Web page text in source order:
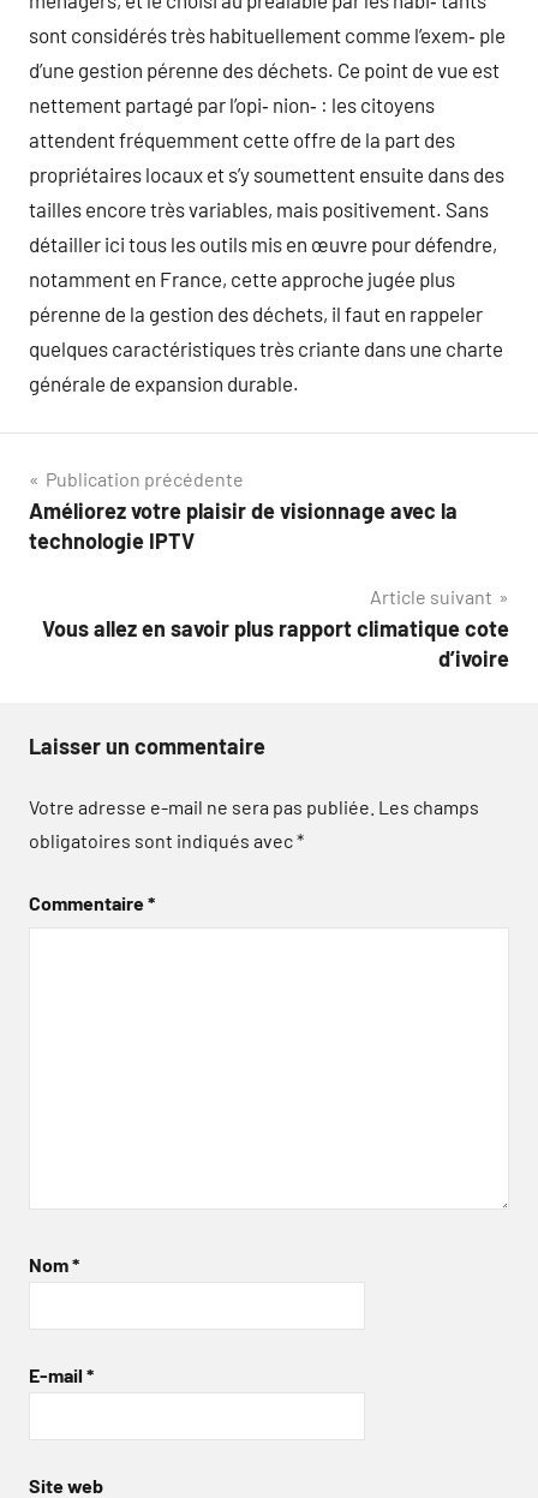
sont considérés très habituellement comme l’exem‑ ple
d’une gestion pérenne des déchets. Ce point de vue est
nettement partagé par l’opi‑ nion‑ : les citoyens
attendent fréquemment cette offre de la part des
propriétaires locaux et s’y soumettent ensuite dans des
tailles encore très variables, mais positivement. Sans
détailler ici tous les outils mis en œuvre pour défendre,
notamment en France, cette approche jugée plus
pérenne de la gestion des déchets, il faut en rappeler
quelques caractéristiques très criante dans une charte
générale de expansion durable.
Navigation
de
Publication précédente
Améliorez votre plaisir de visionnage avec la
technologie IPTV
Article suivant
Vous allez en savoir plus rapport climatique cote
d’ivoire
Laisser un commentaire
Votre adresse e-mail ne sera pas publiée. Les champs
obligatoires sont indiqués avec*
Commentaire*
Nom*
E-mail *
Site web